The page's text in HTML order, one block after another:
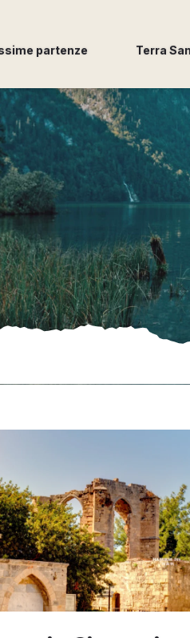
partenze Terra